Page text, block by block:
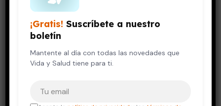
Causas y síntomas de la
gingivitis
¡Gratis! Suscríbete a nuestro
boletín
Mantente al día con todas las novedades que
Vida y Salud tiene para ti.